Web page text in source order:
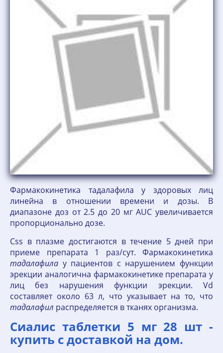
Фармакокинетика тадалафила у здоровых лиц
линейна в отношении времени и дозы. В
диапазоне доз от 2.5 до 20 мг AUC увеличивается
пропорционально дозе.
Css в плазме достигаются в течение 5 дней при
приеме препарата 1 раз/сут. Фармакокинетика
тадалафила у пациентов с нарушением функции
эрекции аналогична фармакокинетике препарата у
лиц без нарушения функции эрекции. Vd
составляет около 63 л, что указывает на то, что
тадалафил распределяется в тканях организма.
Сиалис таблетки 5 мг 28 шт -
купить с доставкой на дом.